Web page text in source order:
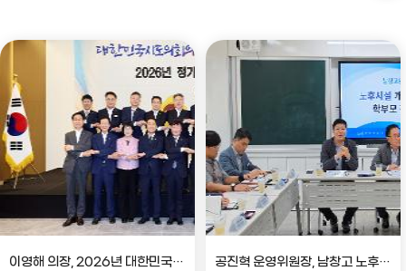
이영해 의장, 2026년 대한민국시도의회의장협의회 정기회 참석
공진혁 운영위원장, 남창고 노후시설 개선 위한 학부모 간담회